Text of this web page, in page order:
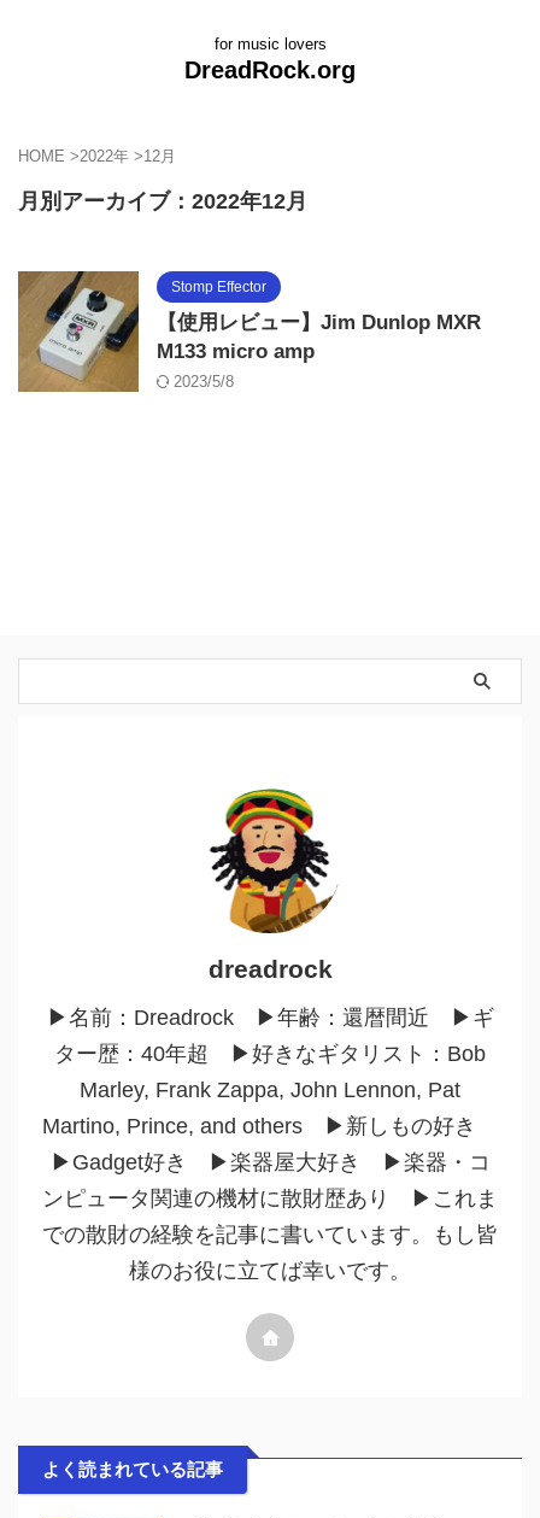
for music lovers
DreadRock.org
HOME >2022年 >12月
月別アーカイブ：2022年12月
Stomp Effector
【使用レビュー】Jim Dunlop MXR
M133 micro amp
2023/5/8
dreadrock
▶︎名前：Dreadrock ▶︎年齢：還暦間近 ▶︎ギ
ター歴：40年超 ▶︎好きなギタリスト：Bob
Marley, Frank Zappa, John Lennon, Pat
Martino, Prince, and others ▶︎新しもの好き
▶︎Gadget好き ▶︎楽器屋大好き ▶︎楽器・コ
ンピュータ関連の機材に散財歴あり ▶︎これま
での散財の経験を記事に書いています。もし皆
様のお役に立てば幸いです。
よく読まれている記事